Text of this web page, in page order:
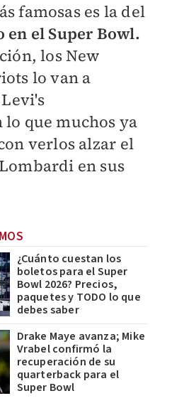
famosas es la del
en el Super Bowl.
los New
lo van a
lo que muchos ya
verlos alzar el
en sus
¿Cuánto cuestan los
boletos para el Super
Bowl 2026? Precios,
paquetes y TODO lo que
debes saber
Drake Maye avanza; Mike
Vrabel confirmó la
recuperación de su
quarterback para el
Super Bowl